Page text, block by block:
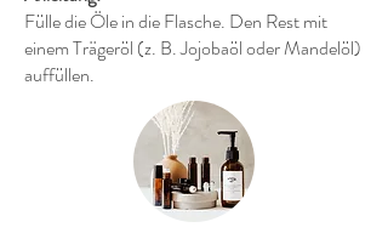
Fülle die Öle in die Flasche. Den Rest mit
einem Trägeröl (z. B. Jojobaöl oder Mandelöl)
auffüllen.